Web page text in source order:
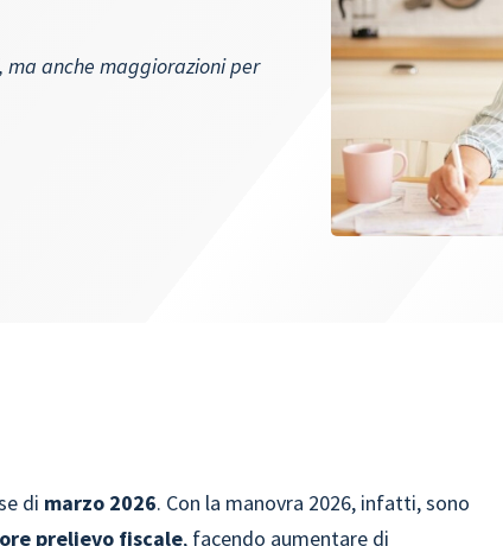
anche maggiorazioni per
di marzo 2026. Con la manovra 2026, infatti, sono
prelievo fiscale, facendo aumentare di